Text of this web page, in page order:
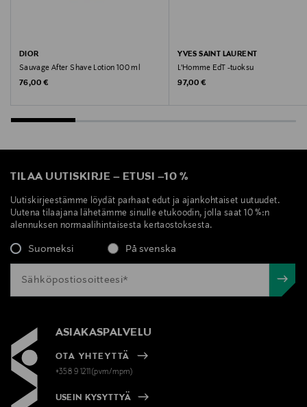
DIOR
Sauvage After Shave Lotion 100 ml
Original Price
76,00 €
YVES SAINT LAURENT
L'Homme EdT -tuoksu
Original Price
97,00 €
TILAA UUTISKIRJE – ETUSI –10 %
Uutiskirjeestämme löydät parhaat edut ja ajankohtaiset uutuudet.
Uutena tilaajana lähetämme sinulle etukoodin, jolla saat 10 %:n
alennuksen normaalihintaisesta kertaostoksesta.
Suomeksi På svenska
ASIAKASPALVELU
OTA YHTEYTTÄ
+358 9 1211(pvm/mpm)
USEIN KYSYTTYÄ